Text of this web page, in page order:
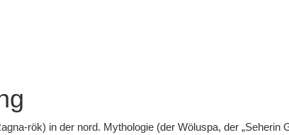
rök) in der nord. Mythologie (der Wöluspa, der „Seherin